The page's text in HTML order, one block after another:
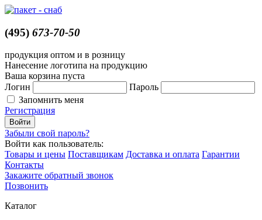
(495) 673-70-50
продукция оптом и в розницу
Нанесение логотипа на продукцию
Ваша корзина пуста
Логин
Пароль
Запомнить меня
Регистрация
Забыли свой пароль?
Войти как пользователь:
Товары и цены Поставщикам Доставка и оплата Гарантии
Контакты
Закажите обратный звонок
Позвонить
Каталог